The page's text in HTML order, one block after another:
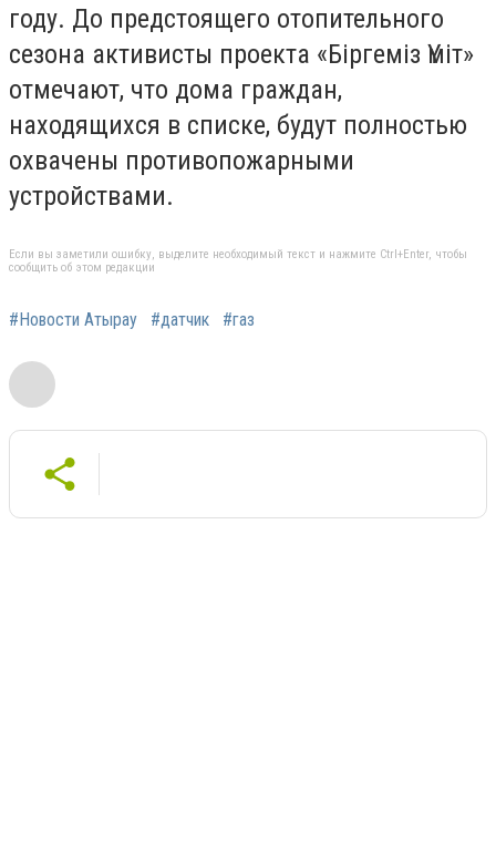
году. До предстоящего отопительного
сезона активисты проекта «Біргеміз Үміт»
отмечают, что дома граждан,
находящихся в списке, будут полностью
охвачены противопожарными
устройствами.
Если вы заметили ошибку, выделите необходимый текст и нажмите Ctrl+Enter, чтобы
сообщить об этом редакции
#Новости Атырау #датчик #газ